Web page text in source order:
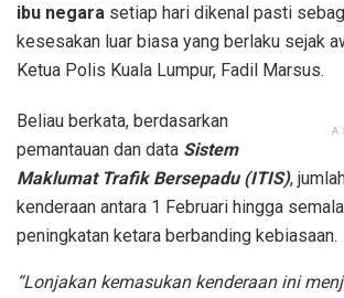
ibu negara setiap hari dikenal pasti
kesesakan luar biasa yang berlaku sejak
Ketua Polis Kuala Lumpur, Fadil Marsus.
Beliau berkata, berdasarkan
pemantauan dan data Sistem
Maklumat Trafik Bersepadu (ITIS),
kenderaan antara 1 Februari hingga
peningkatan ketara berbanding kebiasaan.
“Lonjakan kemasukan kenderaan ini